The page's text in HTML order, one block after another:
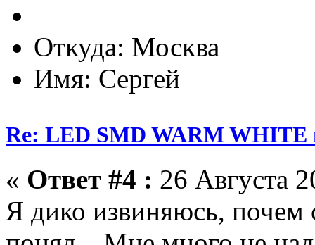
Откуда: Москва
Имя: Сергей
Re: LED SMD WARM
« Ответ #4 : 26 Августа
Я дико извиняюсь, почем